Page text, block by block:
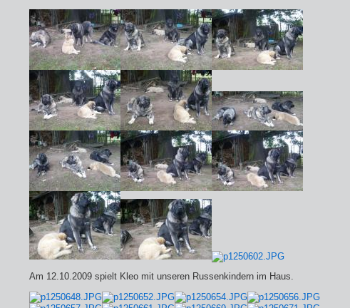
Am 12.10.2009 spielt Kleo mit unseren Russenkindern im Haus.